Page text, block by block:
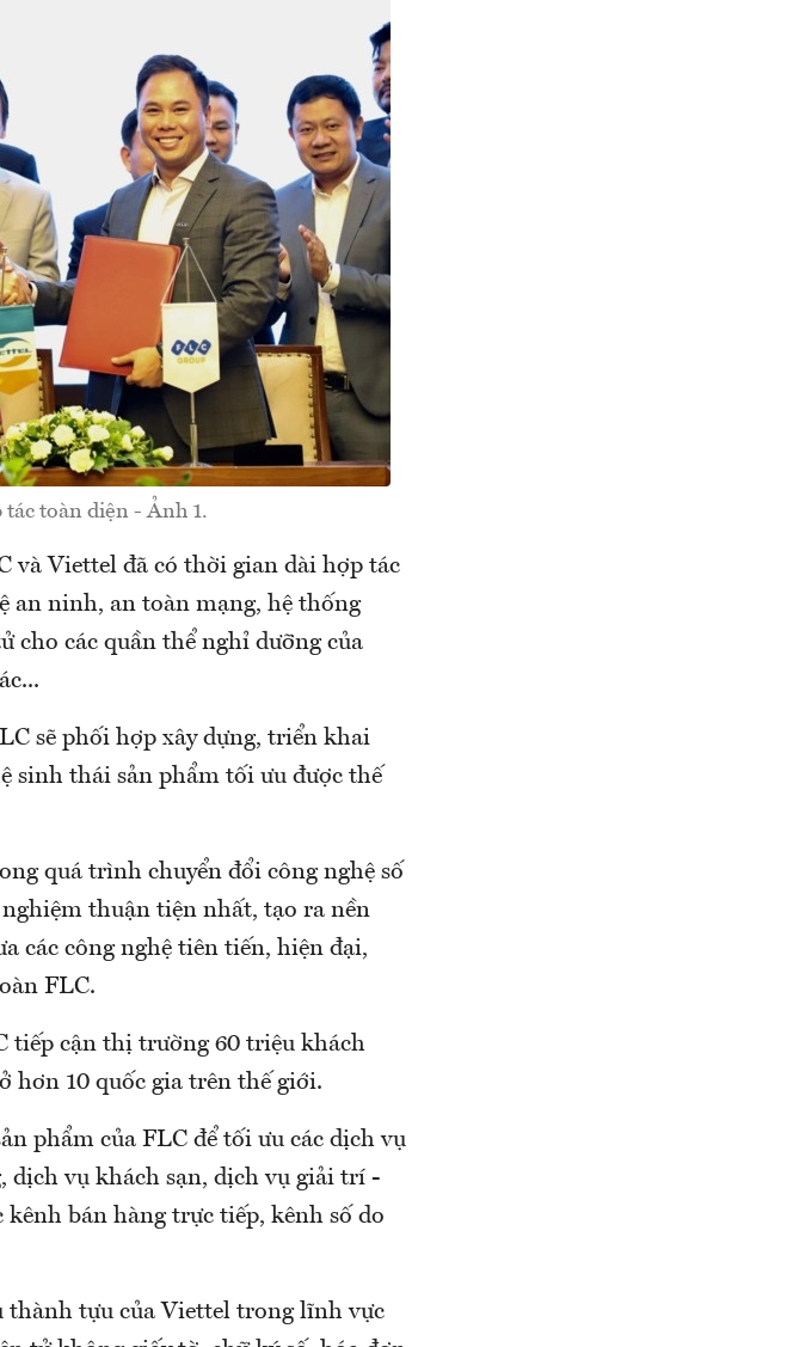
toàn diện - Ảnh 1.
và Viettel đã có thời gian dài hợp tác
an ninh, an toàn mạng, hệ thống
cho các quần thể nghỉ dưỡng của
sẽ phối hợp xây dựng, triển khai
sinh thái sản phẩm tối ưu được thế
quá trình chuyển đổi công nghệ số
thuận tiện nhất, tạo ra nền
các công nghệ tiên tiến, hiện đại,
FLC.
tiếp cận thị trường 60 triệu khách
hơn 10 quốc gia trên thế giới.
phẩm của FLC để tối ưu các dịch vụ
dịch vụ khách sạn, dịch vụ giải trí -
bán hàng trực tiếp, kênh số do
thành tựu của Viettel trong lĩnh vực